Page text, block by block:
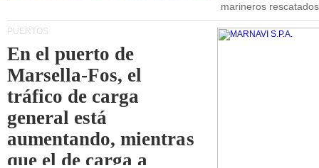
marineros
PUERTOS
En el puerto de
Marsella-Fos, el
tráfico de carga
general está
aumentando, mientras
que el de carga a